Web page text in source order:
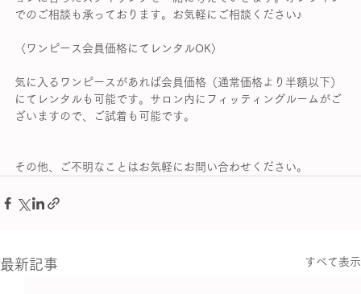
でのご相談も承っております。お気軽にご相談ください♪
〈ワンピース会員価格にてレンタルOK〉
気に入るワンピースがあれば会員価格（通常価格より半額以下）
にてレンタルも可能です。サロン内にフィッティングルームがご
ざいますので、ご試着も可能です。
その他、ご不明なことはお気軽にお問い合わせください。
最新記事 すべて表示